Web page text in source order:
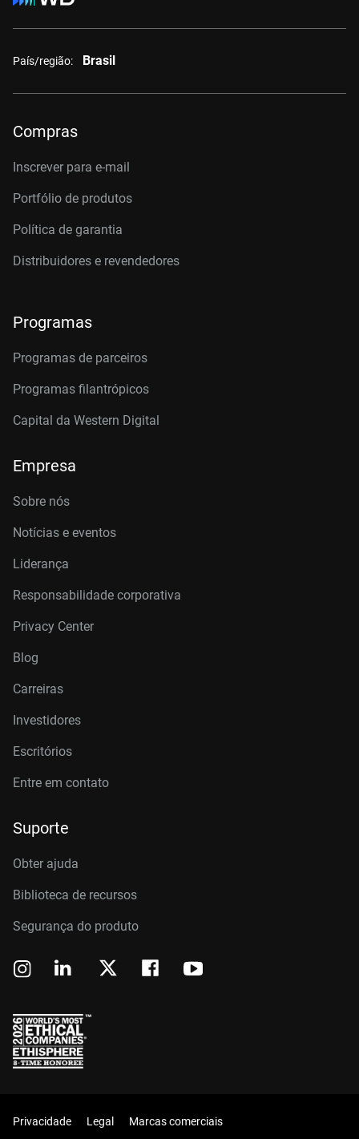
País/região: Brasil
Compras
Inscrever para e-mail
Portfólio de produtos
Política de garantia
Distribuidores e revendedores
Programas
Programas de parceiros
Programas filantrópicos
Capital da Western Digital
Empresa
Sobre nós
Notícias e eventos
Liderança
Responsabilidade corporativa
Privacy Center
Blog
Carreiras
Investidores
Escritórios
Entre em contato
Suporte
Obter ajuda
Biblioteca de recursos
Segurança do produto
Privacidade Legal Marcas comerciais